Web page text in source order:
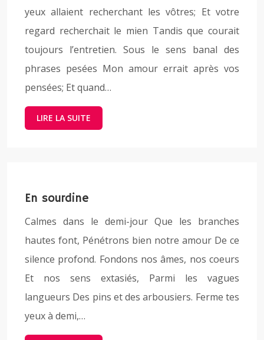
yeux allaient recherchant les vôtres; Et votre
regard recherchait le mien Tandis que courait
toujours l’entretien. Sous le sens banal des
phrases pesées Mon amour errait après vos
pensées; Et quand…
LIRE LA SUITE
En sourdine
Calmes dans le demi-jour Que les branches
hautes font, Pénétrons bien notre amour De ce
silence profond. Fondons nos âmes, nos coeurs
Et nos sens extasiés, Parmi les vagues
langueurs Des pins et des arbousiers. Ferme tes
yeux à demi,…